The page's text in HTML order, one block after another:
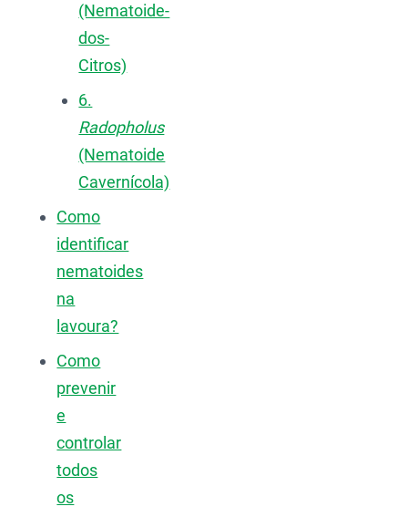
(Nematoide-
dos-
Citros)
6.
Radopholus
(Nematoide
Cavernícola)
Como
identificar
nematoides
na
lavoura?
Como
prevenir
e
controlar
todos
os